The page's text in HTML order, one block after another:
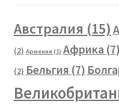
Австралия (15)
(2) Армения (1) Африка (7)
(2) Бельгия (7)